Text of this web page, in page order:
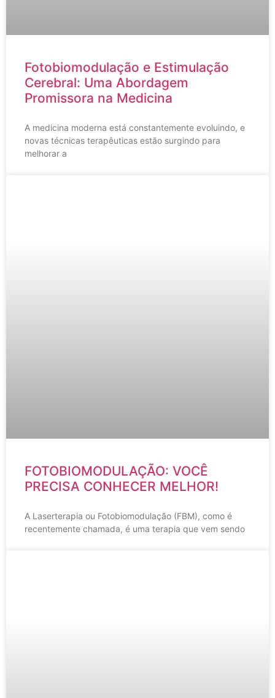
Fotobiomodulação e Estimulação
Cerebral: Uma Abordagem
Promissora na Medicina
A medicina moderna está constantemente evoluindo, e
novas técnicas terapêuticas estão surgindo para
melhorar a
FOTOBIOMODULAÇÃO: VOCÊ
PRECISA CONHECER MELHOR!
A Laserterapia ou Fotobiomodulação (FBM), como é
recentemente chamada, é uma terapia que vem sendo